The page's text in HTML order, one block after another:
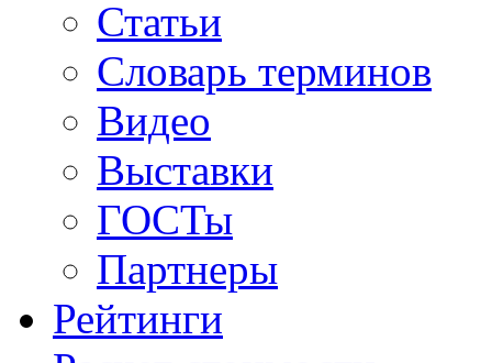
Статьи
Словарь терминов
Видео
Выставки
ГОСТы
Партнеры
Рейтинги